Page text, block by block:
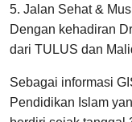
5. Jalan Sehat &
Dengan kehadiran
dari TULUS dan
Sebagai informasi
Pendidikan Islam